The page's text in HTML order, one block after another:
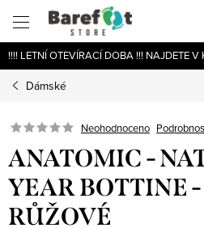
obsah
!!!! LETNÍ OTEVÍRACÍ DOBA !!! NAJDETE V
Dámské
Neohodnoceno
ANATOMIC -
YEAR BOTTINE
RŮŽOVÉ